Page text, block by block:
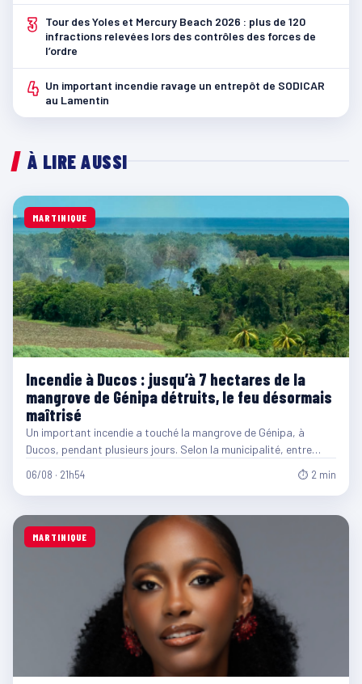
3
Tour des Yoles et Mercury Beach 2026 : plus de 120
infractions relevées lors des contrôles des forces de
l’ordre
4 Un important incendie ravage un entrepôt de SODICAR
au Lamentin
À LIRE AUSSI
MARTINIQUE
Incendie à Ducos : jusqu’à 7 hectares de la
mangrove de Génipa détruits, le feu désormais
maîtrisé
Un important incendie a touché la mangrove de Génipa, à
Ducos, pendant plusieurs jours. Selon la municipalité, entre…
06/08 · 21h54 ⏱ 2 min
MARTINIQUE